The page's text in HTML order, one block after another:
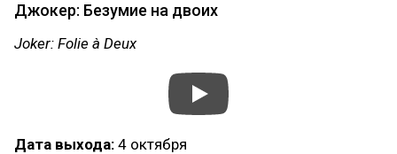
Джокер: Безумие на двоих
Joker: Folie à Deux
Дата выхода: 4 октября